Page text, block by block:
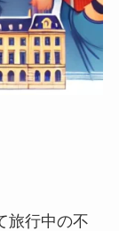
旅行中の不